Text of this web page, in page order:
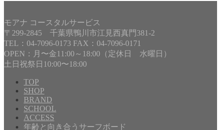
モアナ コースタルサービス
〒299-2845 千葉県鴨川市江見西真門381-2
TEL：04-7096-0173 FAX：04-7096-0171
OPEN：月〜金11:00～18:00（定休日 水曜日）
土日祝祭日10:00〜18:00
TOP
SHOP
BRAND
SCHOOL
ACCESS
年齢と向き合うサーフボード
Copyright©MOANA COASTAL SERVICE
Reserved.